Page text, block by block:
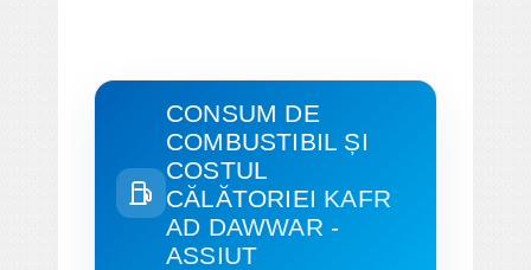
CONSUM DE
COMBUSTIBIL ȘI
COSTUL
CĂLĂTORIEI KAFR
AD DAWWAR -
ASSIUT